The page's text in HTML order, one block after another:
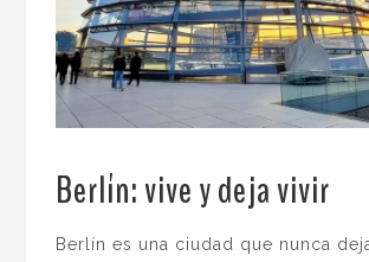
Berlín: vive y deja vivir
Berlín es una ciudad que nunca